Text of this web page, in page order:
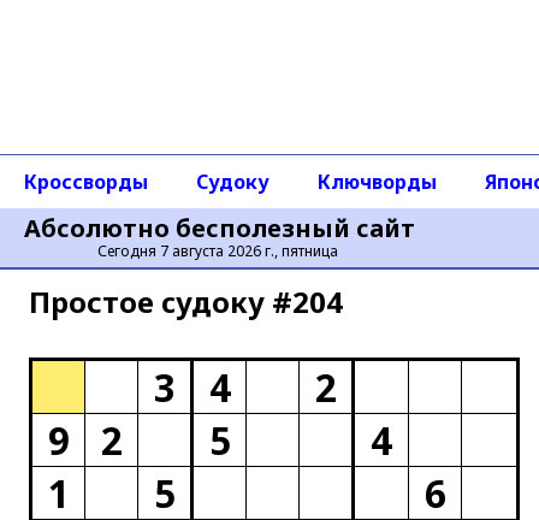
Абсолютно бесполезный сайт
Сегодня 7 августа 2026 г., пятница
Кроссворды Судоку Ключворды
Простое cудоку #204
3 4
2
9
2 5
4
1
5
6